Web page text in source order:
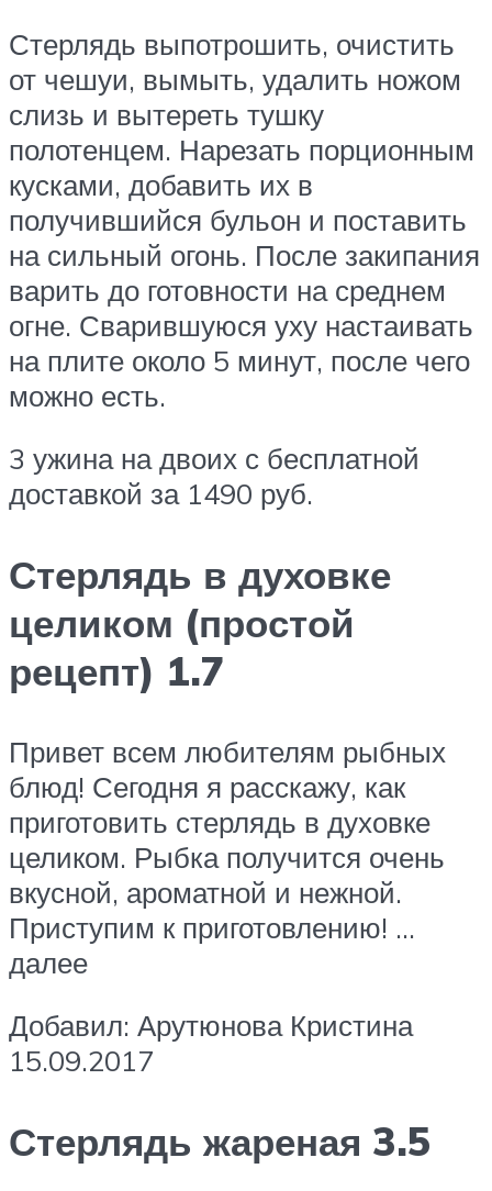
Стерлядь выпотрошить, очистить
от чешуи, вымыть, удалить ножом
слизь и вытереть тушку
полотенцем. Нарезать порционным
кусками, добавить их в
получившийся бульон и поставить
на сильный огонь. После закипания
варить до готовности на среднем
огне. Сварившуюся уху настаивать
на плите около 5 минут, после чего
можно есть.
3 ужина на двоих с бесплатной
доставкой за 1490 руб.
Стерлядь в духовке
целиком (простой
рецепт) 1.7
Привет всем любителям рыбных
блюд! Сегодня я расскажу, как
приготовить стерлядь в духовке
целиком. Рыбка получится очень
вкусной, ароматной и нежной.
Приступим к приготовлению! …
далее
Добавил: Арутюнова Кристина
15.09.2017
Стерлядь жареная 3.5